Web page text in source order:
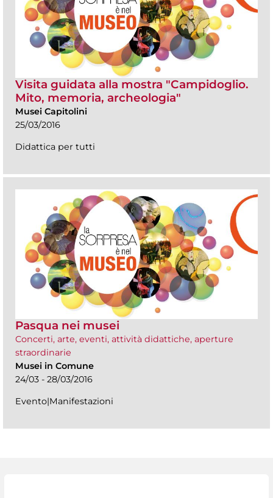
Visita guidata alla mostra "Campidoglio.
Mito, memoria, archeologia"
Musei Capitolini
25/03/2016
Didattica per tutti
Pasqua nei musei
Concerti, arte, eventi, attività didattiche, aperture
straordinarie
Musei in Comune
24/03 - 28/03/2016
Evento|Manifestazioni